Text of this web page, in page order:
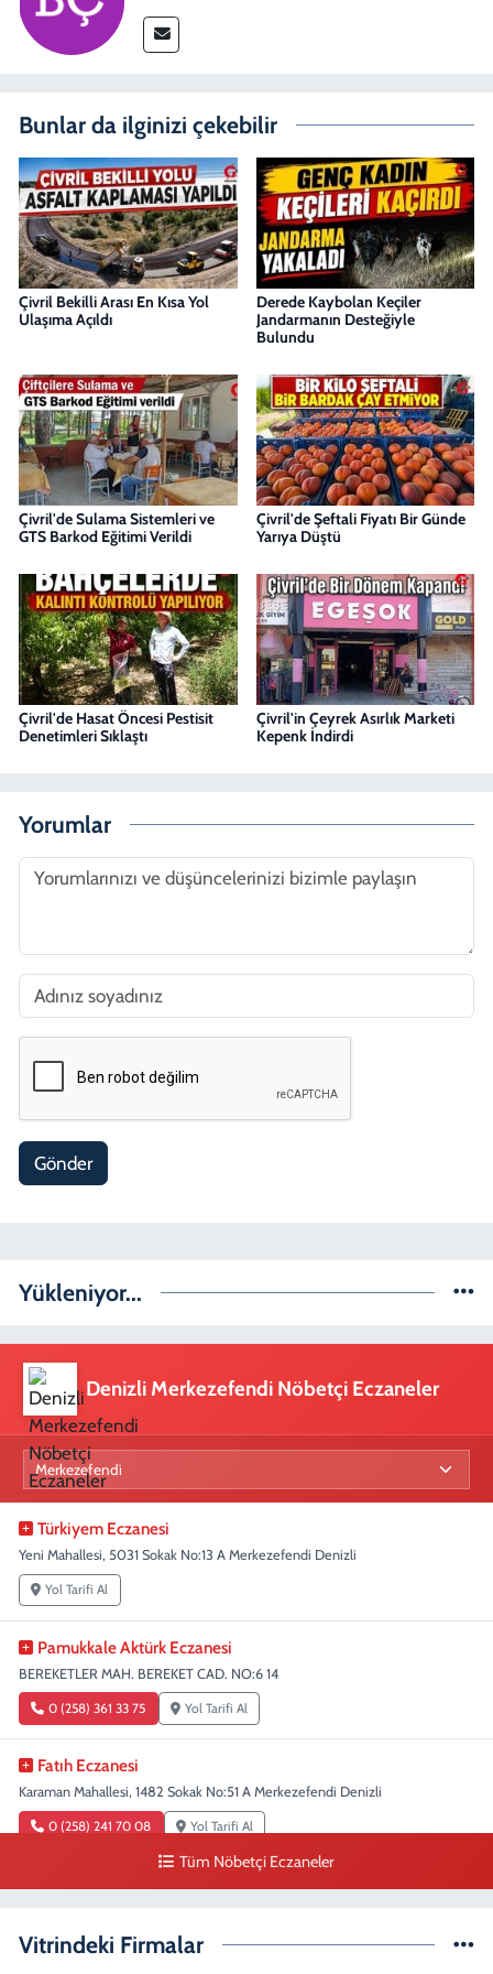
Bunlar da ilginizi çekebilir
Çivril Bekilli Arası En Kısa Yol
Ulaşıma Açıldı
Derede Kaybolan Keçiler
Jandarmanın Desteğiyle
Bulundu
Çivril'de Sulama Sistemleri ve
GTS Barkod Eğitimi Verildi
Çivril'de Şeftali Fiyatı Bir Günde
Yarıya Düştü
Çivril'de Hasat Öncesi Pestisit
Denetimleri Sıklaştı
Çivril'in Çeyrek Asırlık Marketi
Kepenk İndirdi
Yorumlar
Gönder
Yükleniyor...
Denizli Merkezefendi Nöbetçi Eczaneler
Türkiyem Eczanesi
Yeni Mahallesi, 5031 Sokak No:13 A Merkezefendi Denizli
Yol Tarifi Al
Pamukkale Aktürk Eczanesi
BEREKETLER MAH. BEREKET CAD. NO:6 14
0 (258) 361 33 75 Yol Tarifi Al
Fatıh Eczanesi
Karaman Mahallesi, 1482 Sokak No:51 A Merkezefendi Denizli
0 (258) 241 70 08 Yol Tarifi Al
0 (258) 263 47 80 Yol Tarifi Al
Tüm Nöbetçi Eczaneler
Vitrindeki Firmalar